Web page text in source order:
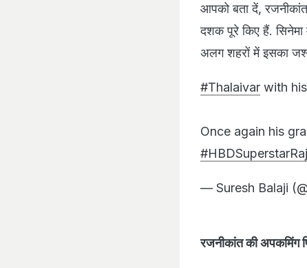
आपको बता दें,
दशक पूरे किए हैं.
अलग शहरों में इसका
#Thalaivar with
Once again his
— Suresh Balaji
रजनीकांत की अपकमिंग